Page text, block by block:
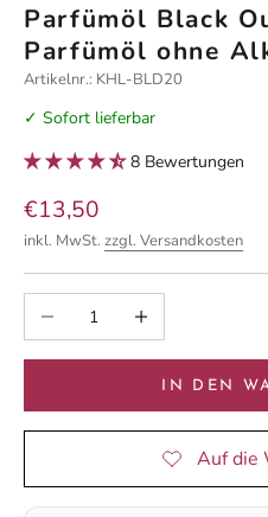
Parfümöl Black
Parfümöl ohne
Artikelnr.: KHL-BLD20
✓ Sofort lieferbar
8 Bewertungen
Angebot
€13,50
inkl. MwSt. zzgl. Versandkosten
Anzahl verringernAnzahl erhöhen
IN DEN